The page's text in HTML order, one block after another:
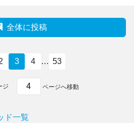
全体に投稿
3 4 … 53
ジ ページへ移動
ド一覧